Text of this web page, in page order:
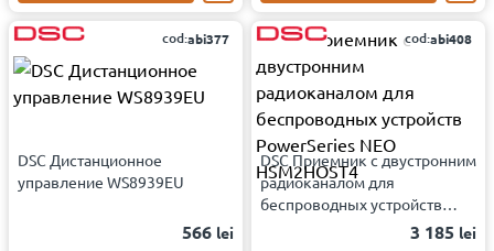
cod:abi377
DSC Дистанционное
управление WS8939EU
566 lei
cod:abi408
DSC Приемник с двустронним
радиоканалом для
беспроводных устройств
PowerSeries NEO HSM2HOST4
3 185 lei